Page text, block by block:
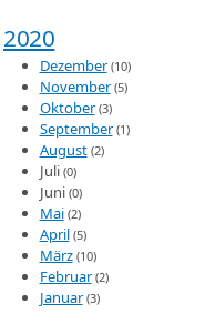
2020
Dezember (10)
November (5)
Oktober (3)
September (1)
August (2)
Juli (0)
Juni (0)
Mai (2)
April (5)
März (10)
Februar (2)
Januar (3)